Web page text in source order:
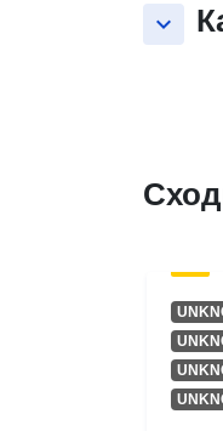
keyboard_arrow_down